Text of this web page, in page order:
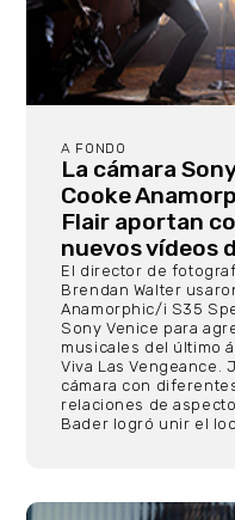
A FONDO
La cámara
Cooke
Flair aportan
nuevos vídeos
El director de
Brendan Walter
Anamorphic/i S35
Sony Venice para
musicales del último
Viva Las Vengeance.
cámara con
relaciones de
Bader logró unir el